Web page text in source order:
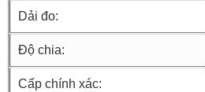
Dải đo:
Độ chia:
Cấp chính xác: